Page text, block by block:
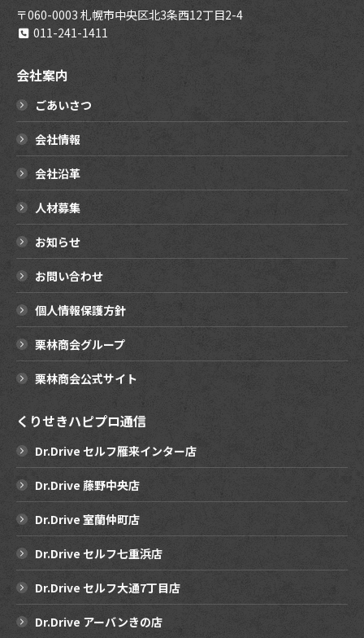
〒060-0003 札幌市中央区北3条西12丁目2-4
011-241-1411
会社案内
ごあいさつ
会社情報
会社沿革
人材募集
お知らせ
お問い合わせ
個人情報保護方針
栗林商会グループ
栗林商会公式サイト
くりせきハピプロ通信
Dr.Drive セルフ雁来インター店
Dr.Drive 藤野中央店
Dr.Drive 室蘭仲町店
Dr.Drive セルフ七重浜店
Dr.Drive セルフ大通7丁目店
Dr.Drive アーバンきの店